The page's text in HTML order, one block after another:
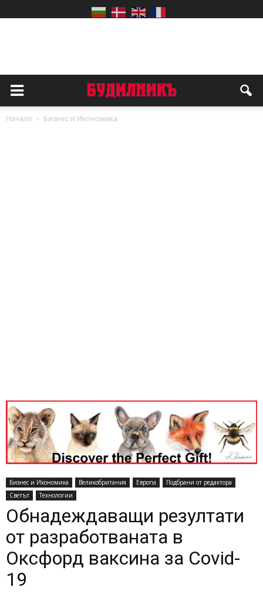
Начало Бизнес и Икономика
Бизнес и Икономика Великобритания Европа
Подбрани от редактора
Светът
Технологии
Обнадеждаващи резултати
от разработваната в
Оксфорд ваксина за Covid-
19